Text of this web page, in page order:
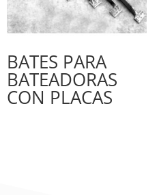
BATES PARA
BATEADORAS
CON PLACAS